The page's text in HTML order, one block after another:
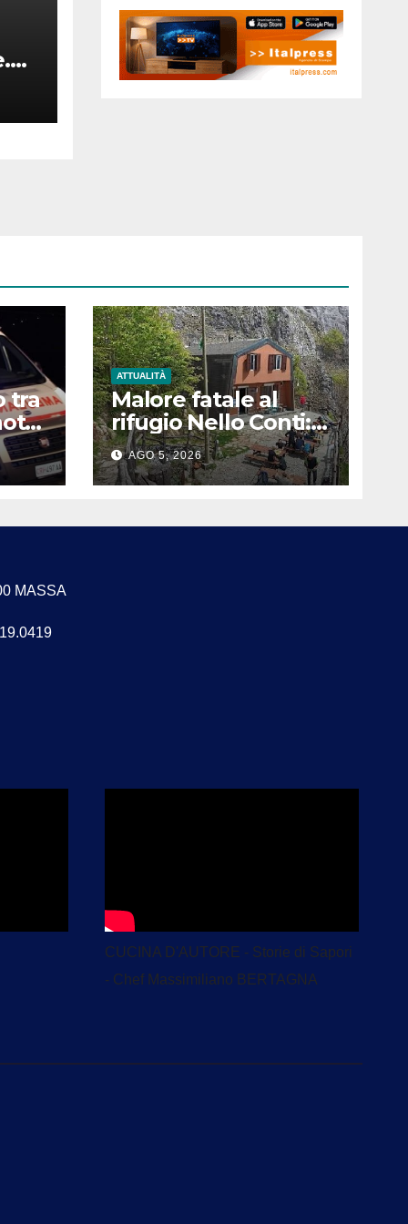
tra
ATTUALITÀ
Malore fatale al
rifugio Nello Conti:
muore un
escursionista di 80
anni sulle Apuane
AGO 5, 2026
MASSA
CUCINA D'AUTORE - Storie di Sapori
- Chef Massimiliano BERTAGNA